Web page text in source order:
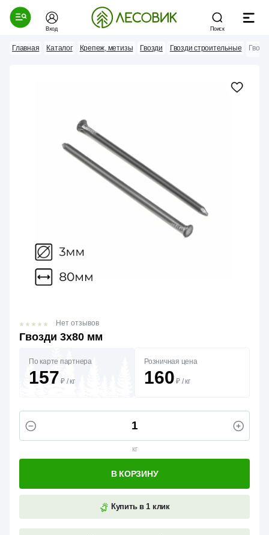
Вход Поиск
Главная Каталог Крепеж, метизы Гвозди Гвозди строительные
Гвозди 3х80 мм
Нет отзывов
По карте партнера
157 ₽ /кг
Розничная цена
160 ₽ /кг
кг
Купить в 1 клик
В КОРЗИНУ